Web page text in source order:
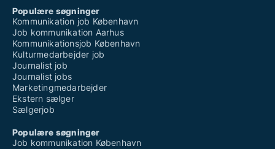
Populære søgninger
Kommunikation job København
Job kommunikation Aarhus
Kommunikationsjob København
Kulturmedarbejder job
Journalist job
Journalist jobs
Marketingmedarbejder
Ekstern sælger
Sælgerjob
Populære søgninger
Job kommunikation København